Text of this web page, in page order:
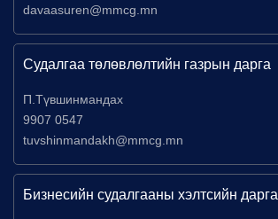
davaasuren@mmcg.mn
Судалгаа төлөвлөлтийн газрын дарга
П.Түвшинмандах
9907 0547
tuvshinmandakh@mmcg.mn
Бизнесийн судалгааны хэлтсийн дарга